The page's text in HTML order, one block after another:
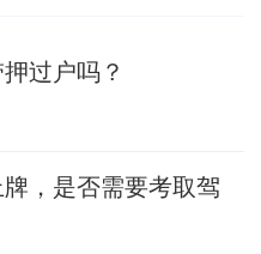
过户吗？
，是否需要考取驾